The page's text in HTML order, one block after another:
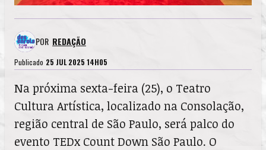
POR REDAÇÃO
Publicado 25 JUL 2025 14H05
Na próxima sexta-feira (25), o Teatro
Cultura Artística, localizado na Consolação,
região central de São Paulo, será palco do
evento TEDx Count Down São Paulo. O